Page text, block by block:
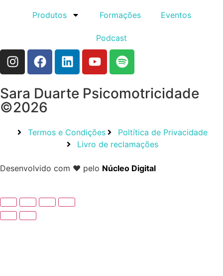
Produtos Formações Eventos
Podcast
Sara Duarte Psicomotricidade
©2026
Termos e Condições
Poltítica de Privacidade
Livro de reclamações
Desenvolvido com ❤ pelo Núcleo Digital